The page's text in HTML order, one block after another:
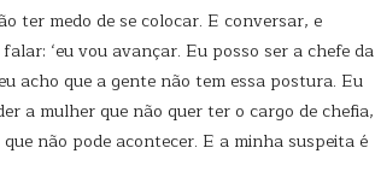
ter medo de se colocar. E conversar, e
‘eu vou avançar. Eu posso ser a chefe da
acho que a gente não tem essa postura. Eu
a mulher que não quer ter o cargo de chefia,
não pode acontecer. E a minha suspeita é